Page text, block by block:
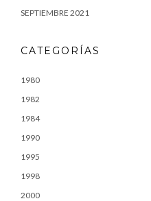
SEPTIEMBRE 2021
CATEGORÍAS
1980
1982
1984
1990
1995
1998
2000